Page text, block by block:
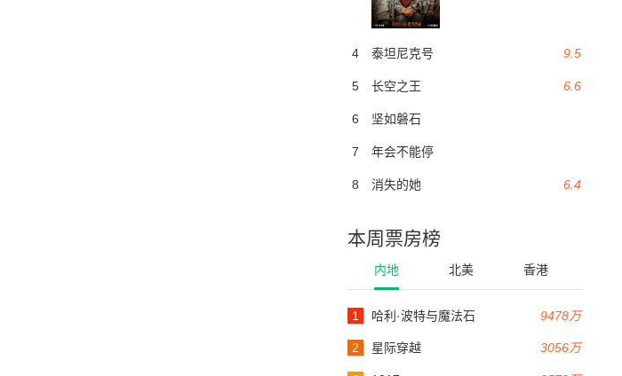
9.5
4 泰坦尼克号
6.6
5 长空之王
6 坚如磐石
7 年会不能停
6.4
8 消失的她
本周票房榜
内地 北美 香港
9478万
1 哈利·波特与魔法石
3056万
2 星际穿越